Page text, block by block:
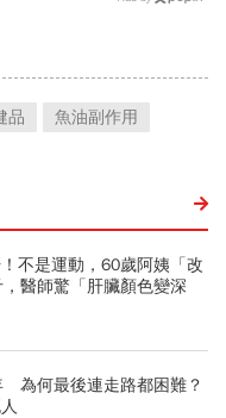
品 魚油副作用
不是運動，60歲阿姨「改
醫師驚「肝臟顏色變深
為何最後連走路都困難？